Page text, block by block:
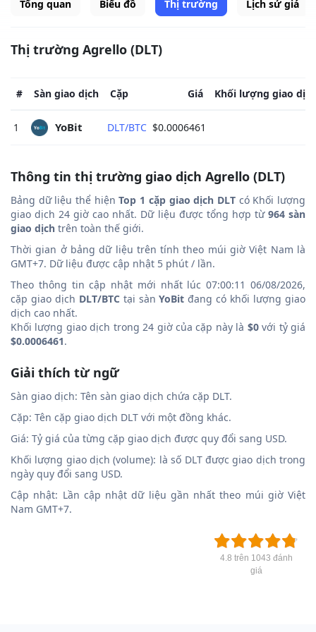
Tổng quan Biểu đồ Thị trường Lịch sử giá
Thị trường Agrello (DLT)
# Sàn giao dịch Cặp Giá Khối lượng giao dịch
1 YoBit DLT/BTC $0.0006461
Thông tin thị trường giao dịch Agrello (DLT)
Bảng dữ liệu thể hiệnTop 1 cặp giao dịch DLTcó Khối lượng
giao dịch 24 giờ cao nhất. Dữ liệu được tổng hợp từ 964 sàn
giao dịch trên toàn thế giới.
Thời gian ở bảng dữ liệu trên tính theo múi giờ Việt Nam là
GMT+7. Dữ liệu được cập nhật 5 phút / lần.
Theo thông tin cập nhật mới nhất lúc 07:00:11 06/08/2026,
cặp giao dịch DLT/BTC tại sànYoBit đang có khối lượng giao
dịch cao nhất.
Khối lượng giao dịch trong 24 giờ của cặp này là $0với tỷ giá
$0.0006461.
Giải thích từ ngữ
Sàn giao dịch: Tên sàn giao dịch chứa cặp DLT.
Cặp: Tên cặp giao dịch DLT với một đồng khác.
Giá: Tỷ giá của từng cặp giao dịch được quy đổi sang USD.
Khối lượng giao dịch (volume): là số DLT được giao dịch trong
ngày quy đổi sang USD.
Cập nhật: Lần cập nhật dữ liệu gần nhất theo múi giờ Việt
Nam GMT+7.
4.8 trên 1043 đánh
giá